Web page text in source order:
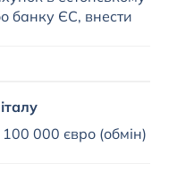
банку ЄС, внести
100 000 євро (обмін)